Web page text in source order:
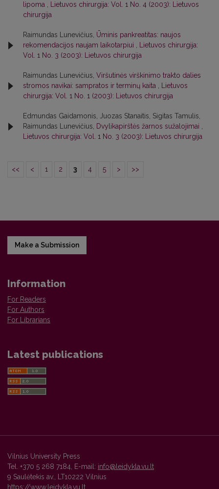
lipoma
Lietuvos chirurgija: Vol. 1 No. 4 (2003): Lietuvos
chirurgija
Raimundas Lunevičius, Ūminis pankreatitas: naujos
rekomendacijos naujam laikotarpiui
Lietuvos chirurgija:
Vol. 1 No. 3 (2003): Lietuvos chirurgija
Raimundas Lunevičius, Viršutinės virškinimo trakto dalies
stromos navikai: sampratos ir terminų kaita
Lietuvos
chirurgija: Vol. 1 No. 1 (2003): Lietuvos chirurgija
Edmundas Gaidamonis, Juozas Stanaitis, Sigitas Tamulis,
Raimundas Lunevičius,
Dvylikapirštės žarnos sužalojimai
Lietuvos chirurgija: Vol. 1 No. 3 (2003): Lietuvos chirurgija
<< < 1 2 3 4 5 > >>
Make a Submission
Information
For Readers
For Authors
For Librarians
Latest publications
Vilnius University Press
Tel. +370 5 268 7184, E-mail: info@leidykla.vu.lt
9 Saulėtekis av., LT10222 Vilnius
https://www.leidykla.vu.lt